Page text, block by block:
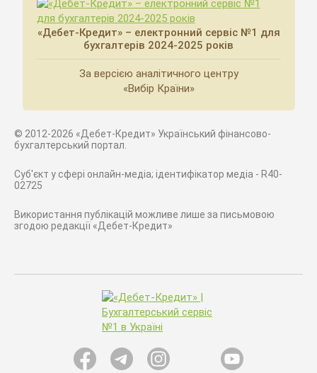
«Дебет-Кредит» – електронний сервіс №1 для
бухгалтерів 2024-2025 років
За версією аналітичного центру
«Вибір Країни»
© 2012-2026 «Дебет-Кредит» Український фінансово-
бухгалтерський портал.
Суб'єкт у сфері онлайн-медіа; ідентифікатор медіа - R40-
02725
Використання публікацій можливе лише за письмовою
згодою редакції «Дебет-Кредит»